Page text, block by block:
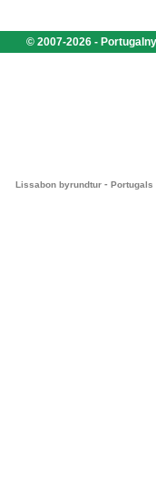
© 2007-2026 -
Lissabon byrundtur - Portugals